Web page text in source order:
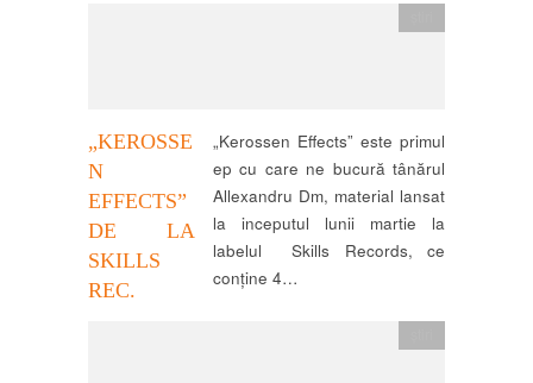
„KEROSSE
N
EFFECTS”
DE LA
SKILLS
REC.
„Kerossen Effects” este primul
ep cu care ne bucură tânărul
Allexandru Dm, material lansat
la inceputul lunii martie la
labelul Skills Records, ce
conține 4…